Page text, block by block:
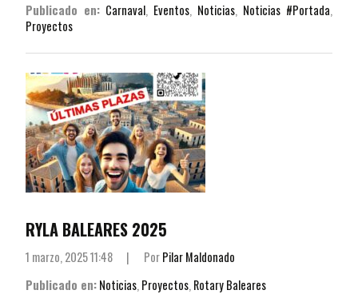
Publicado en: Carnaval, Eventos, Noticias, Noticias #Portada,
Proyectos
RYLA BALEARES 2025
1 marzo, 2025 11:48 | PorPilar Maldonado
Publicado en:Noticias, Proyectos, Rotary Baleares